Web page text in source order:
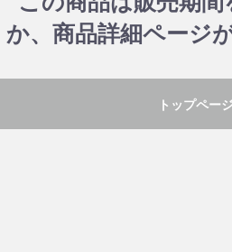
か、商品詳細ページ
トップペー